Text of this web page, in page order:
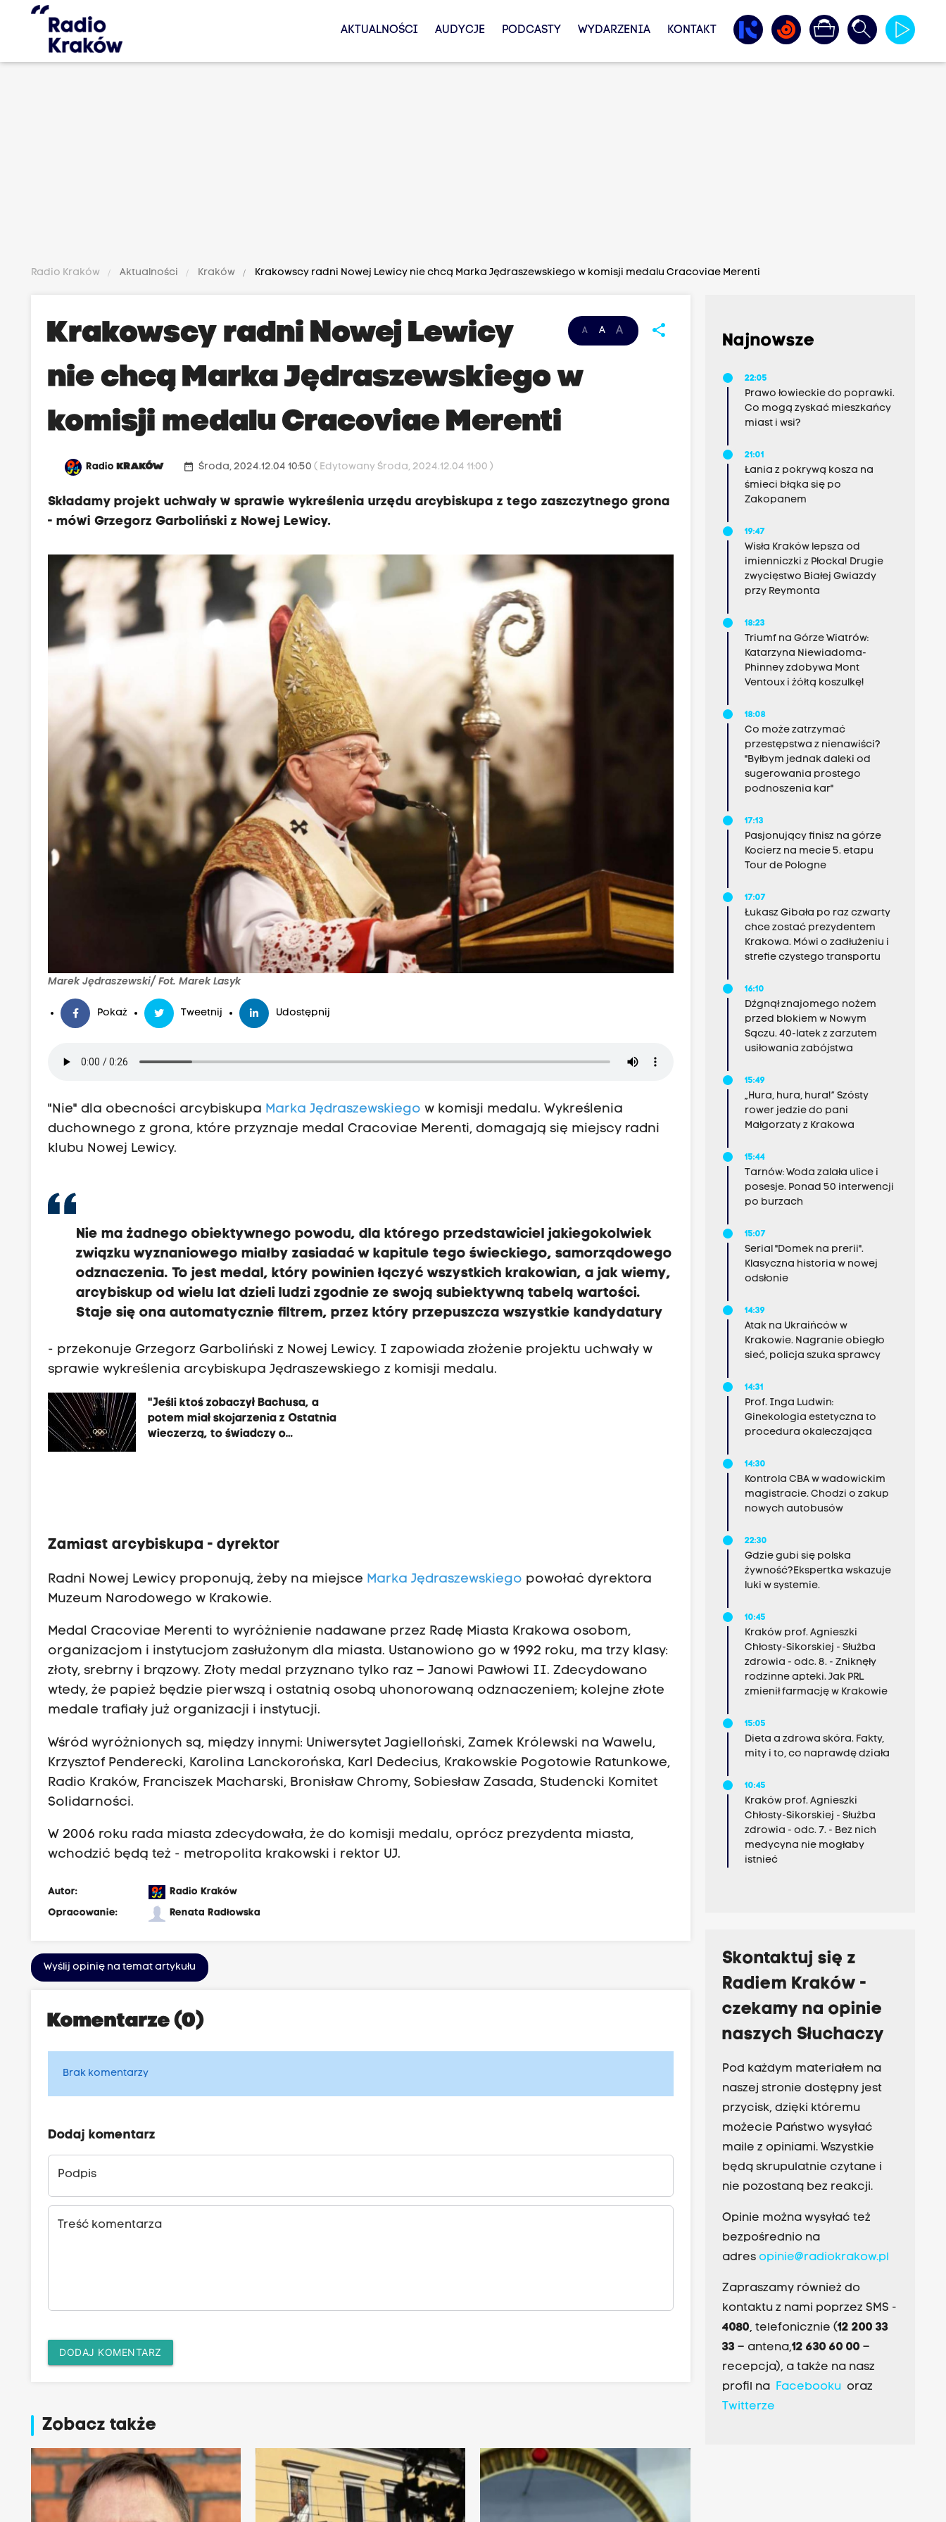
AKTUALNOŚCI AUDYCJE PODCASTY WYDARZENIA KONTAKT
Radio Kraków Aktualności Kraków Krakowscy radni Nowej Lewicy nie chcą Marka Jędraszewskiego w komisji medalu Cracoviae Merenti
A A A share
Krakowscy radni Nowej Lewicy
nie chcą Marka Jędraszewskiego w
komisji medalu Cracoviae Merenti
RadioKRAKÓW date_range Środa, 2024.12.04 10:50( Edytowany Środa, 2024.12.04 11:00 )
Składamy projekt uchwały w sprawie wykreślenia urzędu arcybiskupa z tego zaszczytnego grona
- mówi Grzegorz Garboliński z Nowej Lewicy.
Marek Jędraszewski/ Fot. Marek Lasyk
Pokaż Tweetnij Udostępnij
"Nie" dla obecności arcybiskupa Marka Jędraszewskiegow komisji medalu. Wykreślenia
duchownego z grona, które przyznaje medal Cracoviae Merenti, domagają się miejscy radni
klubu Nowej Lewicy.
Nie ma żadnego obiektywnego powodu, dla którego przedstawiciel jakiegokolwiek
związku wyznaniowego miałby zasiadać w kapitule tego świeckiego, samorządowego
odznaczenia. To jest medal, który powinien łączyć wszystkich krakowian, a jak wiemy,
arcybiskup od wielu lat dzieli ludzi zgodnie ze swoją subiektywną tabelą wartości.
Staje się ona automatycznie filtrem, przez który przepuszcza wszystkie kandydatury
- przekonuje Grzegorz Garboliński z Nowej Lewicy. I zapowiada złożenie projektu uchwały w
sprawie wykreślenia arcybiskupa Jędraszewskiego z komisji medalu.
"Jeśli ktoś zobaczył Bachusa, a
potem miał skojarzenia z Ostatnia
wieczerzą, to świadczy o
Zamiast arcybiskupa - dyrektor
Radni Nowej Lewicy proponują, żeby na miejsce Marka Jędraszewskiego powołać dyrektora
Muzeum Narodowego w Krakowie.
Medal Cracoviae Merenti to wyróżnienie nadawane przez Radę Miasta Krakowa osobom,
organizacjom i instytucjom zasłużonym dla miasta. Ustanowiono go w 1992 roku, ma trzy klasy:
złoty, srebrny i brązowy. Złoty medal przyznano tylko raz – Janowi Pawłowi II. Zdecydowano
wtedy, że papież będzie pierwszą i ostatnią osobą uhonorowaną odznaczeniem; kolejne złote
medale trafiały już organizacji i instytucji.
Wśród wyróżnionych są, między innymi: Uniwersytet Jagielloński, Zamek Królewski na Wawelu,
Krzysztof Penderecki, Karolina Lanckorońska, Karl Dedecius, Krakowskie Pogotowie Ratunkowe,
Radio Kraków, Franciszek Macharski, Bronisław Chromy, Sobiesław Zasada, Studencki Komitet
Solidarności.
W 2006 roku rada miasta zdecydowała, że do komisji medalu, oprócz prezydenta miasta,
wchodzić będą też - metropolita krakowski i rektor UJ.
Autor:
Radio Kraków
Opracowanie:
Renata Radłowska
Wyślij opinię na temat artykułu
Komentarze (0)
Brak komentarzy
Dodaj komentarz
Podpis
Treść komentarza
DODAJ KOMENTARZ
Zobacz także
Najnowsze
22:05
Prawo łowieckie do poprawki.
Co mogą zyskać mieszkańcy
miast i wsi?
21:01
Łania z pokrywą kosza na
śmieci błąka się po
Zakopanem
19:47
Wisła Kraków lepsza od
imienniczki z Płocka! Drugie
zwycięstwo Białej Gwiazdy
przy Reymonta
18:23
Triumf na Górze Wiatrów:
Katarzyna Niewiadoma-
Phinney zdobywa Mont
Ventoux i żółtą koszulkę!
18:08
Co może zatrzymać
przestępstwa z nienawiści?
"Byłbym jednak daleki od
sugerowania prostego
podnoszenia kar"
17:13
Pasjonujący finisz na górze
Kocierz na mecie 5. etapu
Tour de Pologne
17:07
Łukasz Gibała po raz czwarty
chce zostać prezydentem
Krakowa. Mówi o zadłużeniu i
strefie czystego transportu
16:10
Dźgnął znajomego nożem
przed blokiem w Nowym
Sączu. 40-latek z zarzutem
usiłowania zabójstwa
15:49
„Hura, hura, hura!” Szósty
rower jedzie do pani
Małgorzaty z Krakowa
15:44
Tarnów: Woda zalała ulice i
posesje. Ponad 50 interwencji
po burzach
15:07
Serial "Domek na prerii".
Klasyczna historia w nowej
odsłonie
14:39
Atak na Ukraińców w
Krakowie. Nagranie obiegło
sieć, policja szuka sprawcy
14:31
Prof. Inga Ludwin:
Ginekologia estetyczna to
procedura okaleczająca
14:30
Kontrola CBA w wadowickim
magistracie. Chodzi o zakup
nowych autobusów
22:30
Gdzie gubi się polska
żywność?Ekspertka wskazuje
luki w systemie.
10:45
Kraków prof. Agnieszki
Chłosty-Sikorskiej - Służba
zdrowia - odc. 8. - Zniknęły
rodzinne apteki. Jak PRL
zmienił farmację w Krakowie
15:05
Dieta a zdrowa skóra. Fakty,
mity i to, co naprawdę działa
10:45
Kraków prof. Agnieszki
Chłosty-Sikorskiej - Służba
zdrowia - odc. 7. - Bez nich
medycyna nie mogłaby
istnieć
Skontaktuj się z
Radiem Kraków -
czekamy na opinie
naszych Słuchaczy
Pod każdym materiałem na
naszej stronie dostępny jest
przycisk, dzięki któremu
możecie Państwo wysyłać
maile z opiniami. Wszystkie
będą skrupulatnie czytane i
nie pozostaną bez reakcji.
Opinie można wysyłać też
bezpośrednio na
adres opinie@radiokrakow.pl
Zapraszamy również do
kontaktu z nami poprzez SMS -
4080, telefonicznie (12 200 33
33– antena,12 630 60 00 –
recepcja), a także na nasz
profil na Facebookuoraz
Twitterze